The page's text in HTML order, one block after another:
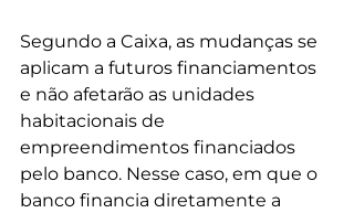
Segundo a Caixa, as mudanças se
aplicam a futuros financiamentos
e não afetarão as unidades
habitacionais de
empreendimentos financiados
pelo banco. Nesse caso, em que o
banco financia diretamente a